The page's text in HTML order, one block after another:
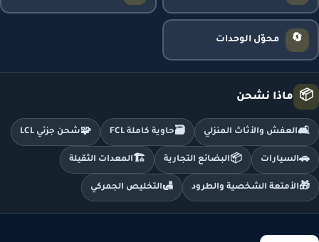
🔄 محوّل الوحدات
📦 ماذا نشحن
🛋️العفش والأثاث المنزلي 🗃️حاوية كاملة FCL 🧩شحن جزئي LCL
🚗السيارات 📦البضائع التجارية 🏗️ المعدات الثقيلة
🎁الأمتعة الشخصية والطرود 🛃التخليص الجمركي